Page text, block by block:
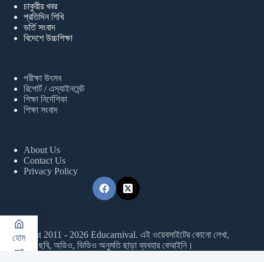
চাকুরীর খবর
প্রতিদিন শিখি
ভর্তি সংবাদ
বিদেশে উচ্চশিক্ষা
পরীক্ষা উৎসব
রিপোর্ট / এস্যাইনমেন্ট
শিক্ষা নির্দেশিকা
শিক্ষা সংবাদ
About Us
Contact Us
Privacy Policy
Copyright 2011 - 2026 Educarnival. এই ওয়েবসাইটের কোনো লেখা,
ছবি, অডিও, ভিডিও অনুমতি ছাড়া ব্যবহার বেআইনি।
হোম